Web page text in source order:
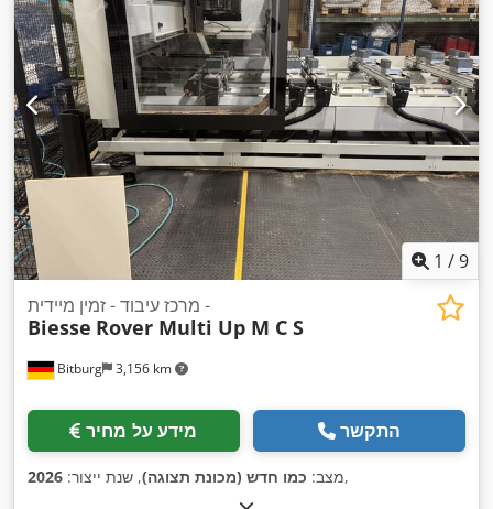
1 /9
Bitburg 3,156 km
מרכז עיבוד - זמין מיידית -
Biesse Rover Multi Up M C S
מידע על מחיר התקשר
מצב: כמו חדש (מכונת תצוגה), שנת ייצור: 2026 ,